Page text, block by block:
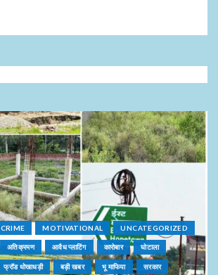
CRIME MOTIVATIONAL UNCATEGORIZED
अतिक्रमण आवैध प्लाटिंग कारोबार घोटाला
फ्रॉड धोखाधड़ी बड़ी खबर भू माफिया सरकार